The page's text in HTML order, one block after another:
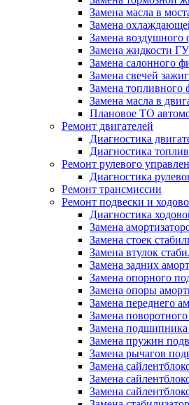
Замена масла в
Замена
Замена воздушного
Замена жидкости
Замена салонного
Замена свечей
Замена топливного
Замена масла в
Плановое ТО
Ремонт двигателей
Диагностика
Диагностика
Ремонт рулевого
Диагностика
Ремонт трансмиссии
Ремонт подвески и
Диагностика
Замена
Замена стоек
Замена втулок
Замена задних
Замена опорного
Замена опоры
Замена переднего
Замена поворотного
Замена
Замена пружин
Замена рычагов
Замена
Замена
Замена